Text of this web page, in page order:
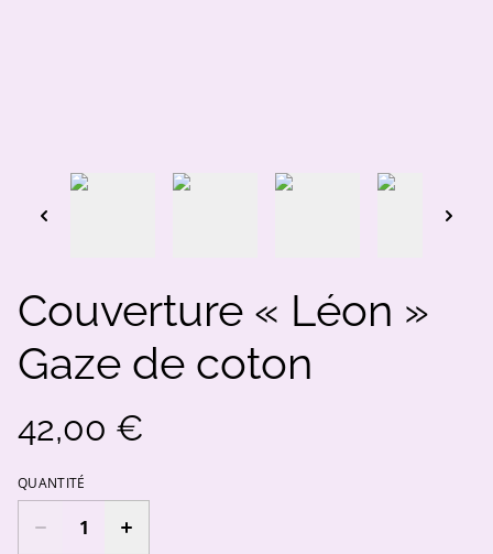
Couverture « Léon »
Gaze de coton
42,00 €
QUANTITÉ